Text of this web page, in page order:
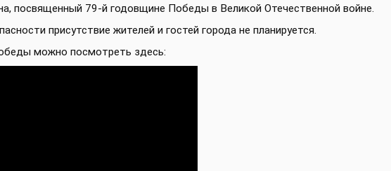
посвященный 79-й годовщине Победы в Великой Отечественной войне.
присутствие жителей и гостей города не планируется.
можно посмотреть здесь: